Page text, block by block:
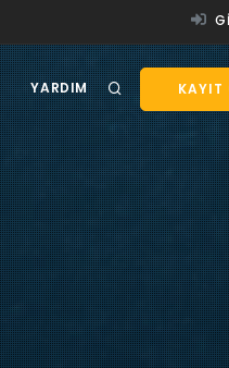
KAYIT
YARDIM